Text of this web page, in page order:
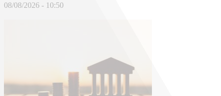
08/08/2026 - 10:50